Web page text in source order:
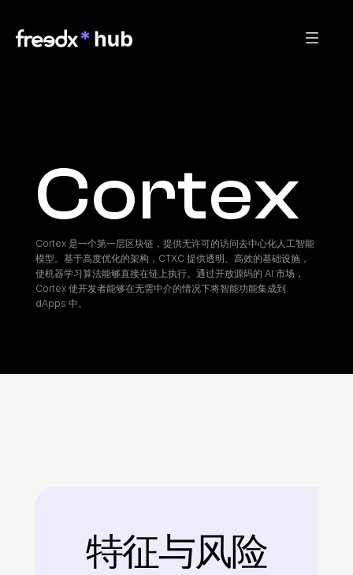
Cortex
Cortex 是一个第一层区块链，提供无许可的访问去中心化人工智能
模型。基于高度优化的架构，CTXC 提供透明、高效的基础设施，
使机器学习算法能够直接在链上执行。通过开放源码的 AI 市场，
Cortex 使开发者能够在无需中介的情况下将智能功能集成到
dApps 中。
后面
特征与风险